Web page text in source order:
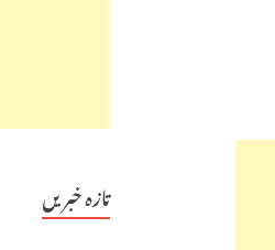
تازہ خبریں